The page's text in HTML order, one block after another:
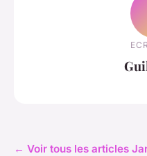
← Voir tous les articles